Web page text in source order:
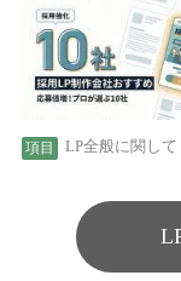
LP全般に関して